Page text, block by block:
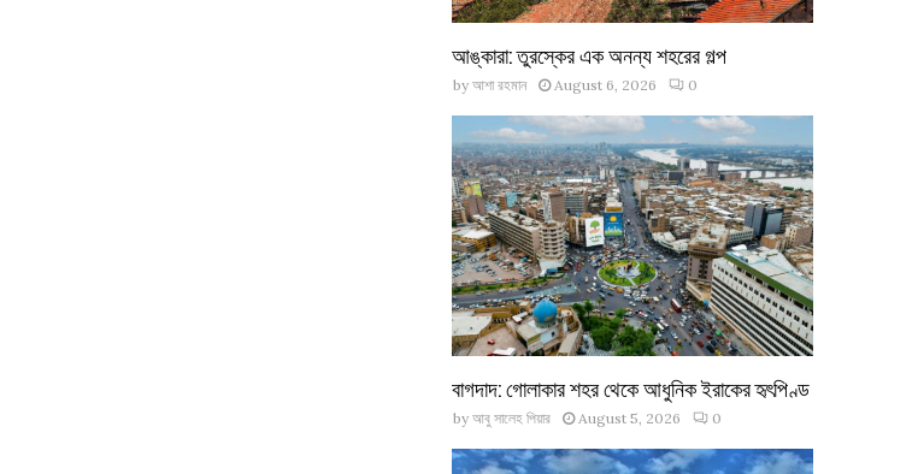
আঙ্কারা: তুরস্কের এক অনন্য শহরের গল্প
by আশা রহমান August 6, 2026 0
বাগদাদ: গোলাকার শহর থেকে আধুনিক ইরাকের হৃৎপিণ্ড
by আবু সালেহ পিয়ার August 5, 2026 0